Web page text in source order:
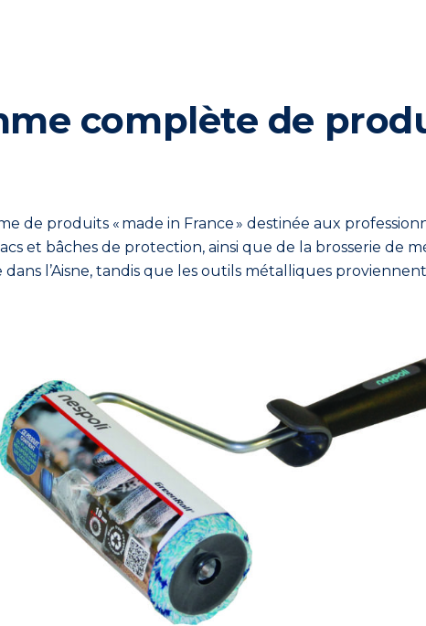
complète de
de produits « made in France » destinée aux
et bâches de protection, ainsi que de la brosserie de
l’Aisne, tandis que les outils métalliques